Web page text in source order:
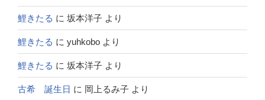
鯉きたる に 坂本洋子 より
鯉きたる に yuhkobo より
鯉きたる に 坂本洋子 より
古希 誕生日 に 岡上るみ子 より